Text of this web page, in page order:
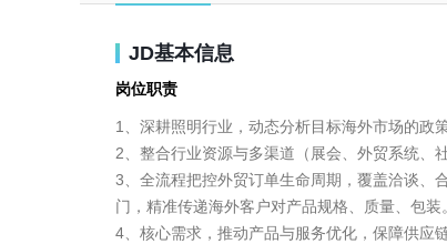
JD基本信息
岗位职责
1、深耕照明行业，动态分析目标海外市场的政
2、整合行业资源与多渠道（展会、外贸系统、
3、全流程把控外贸订单生命周期，覆盖洽谈、
门，精准传递海外客户对产品规格、质量、包装。
4、核心需求，推动产品与服务优化，保障供应